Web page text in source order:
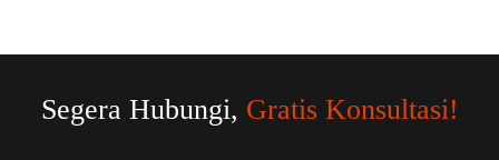
Segera Hubungi, Gratis Konsultasi!